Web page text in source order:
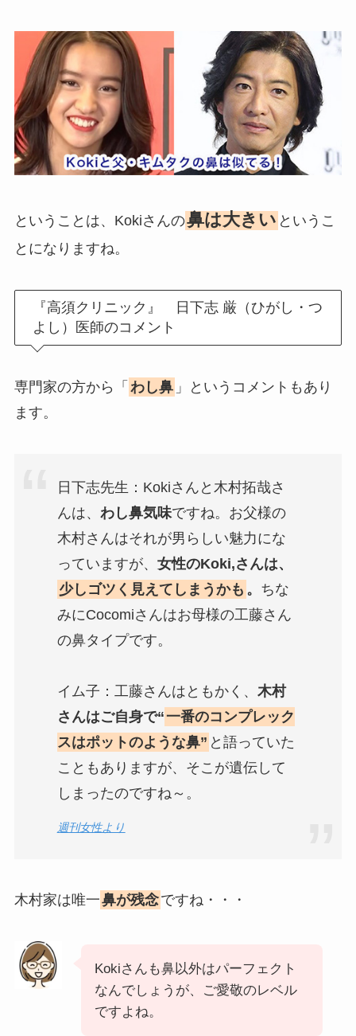
ということは、Kokiさんの鼻は大きい というこ
とになりますね。
『高須クリニック』 日下志 厳（ひがし・つ
よし）医師のコメント
専門家の方から「 わし鼻 」というコメントもあり
ます。
日下志先生：Kokiさんと木村拓哉さ
んは、 わし鼻気味ですね。お父様の
木村さんはそれが男らしい魅力にな
っていますが、 女性のKoki,さんは、
少しゴツく見えてしまうかも 。 ちな
みにCocomiさんはお母様の工藤さん
の鼻タイプです。
イム子：工藤さんはともかく、 木村
さんはご自身で“一番のコンプレック
スはポットのような鼻” と語っていた
こともありますが、そこが遺伝して
しまったのですね～。
週刊女性より
木村家は唯一鼻が残念ですね・・・
Kokiさんも鼻以外はパーフェクト
なんでしょうが、ご愛敬のレベル
ですよね。